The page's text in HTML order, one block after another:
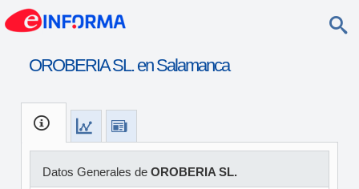
OROBERIA SL. en Salamanca
Datos Generales de OROBERIA SL.